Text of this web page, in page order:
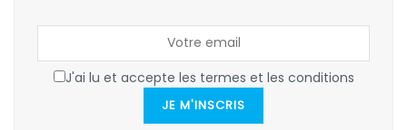
J'ai lu et accepte les termes et les conditions
JE M'INSCRIS